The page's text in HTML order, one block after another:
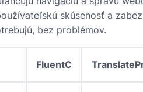
skúsenosť a
bez problémov.
FluentC